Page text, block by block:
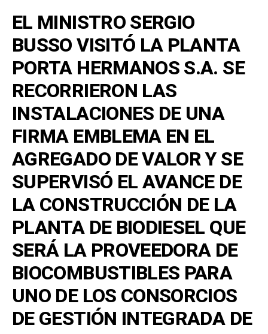
k
p
EL MINISTRO SERGIO
BUSSO VISITÓ LA PLANTA
PORTA HERMANOS S.A. SE
RECORRIERON LAS
INSTALACIONES DE UNA
FIRMA EMBLEMA EN EL
AGREGADO DE VALOR Y SE
SUPERVISÓ EL AVANCE DE
LA CONSTRUCCIÓN DE LA
PLANTA DE BIODIESEL QUE
SERÁ LA PROVEEDORA DE
BIOCOMBUSTIBLES PARA
UNO DE LOS CONSORCIOS
DE GESTIÓN INTEGRADA DE